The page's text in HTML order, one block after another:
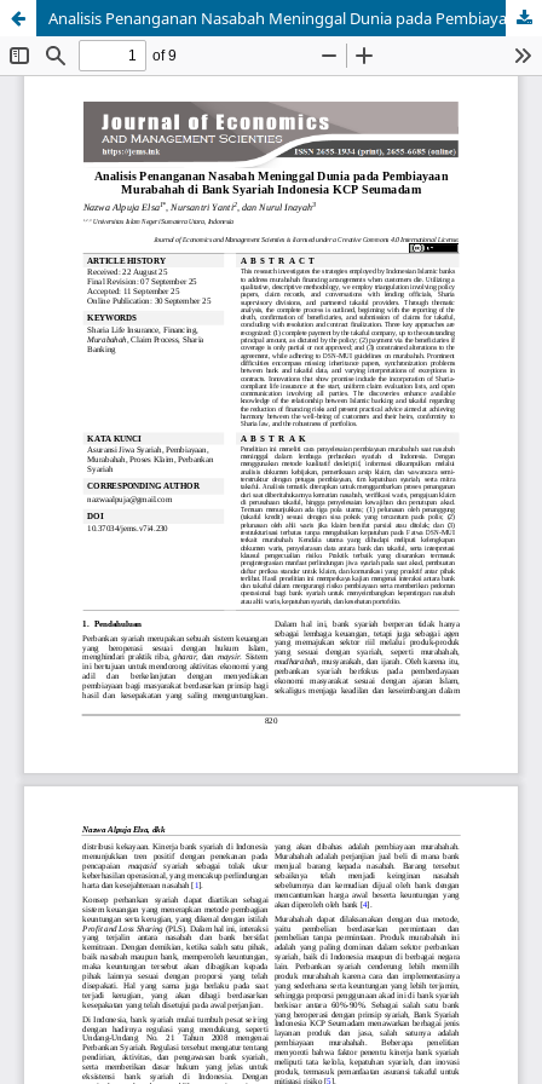
Analisis Penanganan Nasabah Meninggal Dunia pada Pembiayaan Murabahah di Bank Syariah Indonesia KCP Seumadam